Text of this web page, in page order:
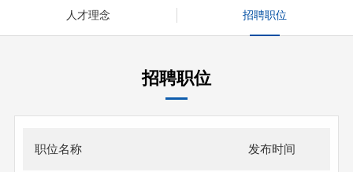
人才理念 招聘职位
招聘职位
职位名称 发布时间